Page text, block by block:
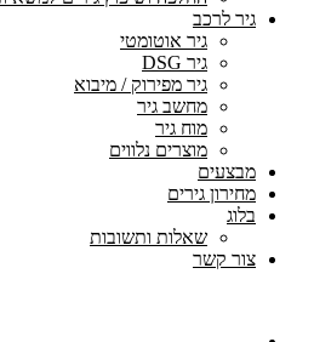
גיר לרכב
גיר אוטומטי
גיר DSG
גיר מפירוק / מיבוא
מחשב גיר
מוח גיר
מוצרים נלווים
מבצעים
מחירון גירים
בלוג
שאלות ותשובות
צור קשר